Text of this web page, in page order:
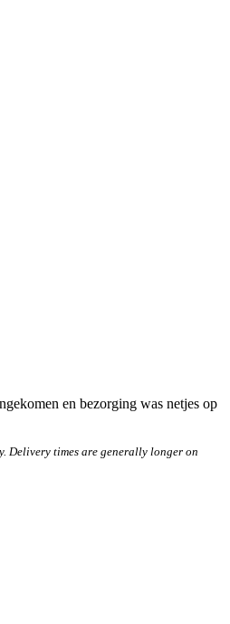
en bezorging was netjes op
Delivery times are generally longer on